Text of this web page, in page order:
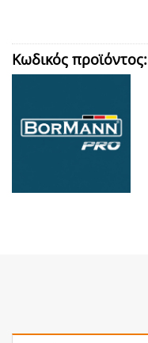
Κωδικός προϊόντος: